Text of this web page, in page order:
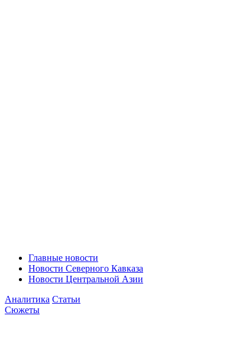
Главные новости
Новости Северного Кавказа
Новости Центральной Азии
Аналитика Статьи
Сюжеты